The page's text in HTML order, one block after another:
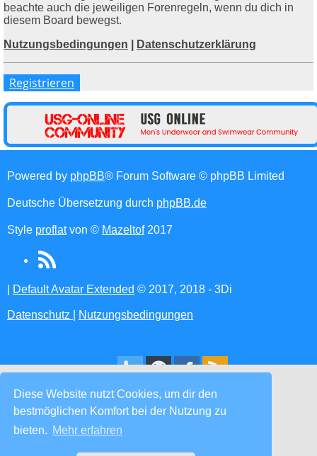
Diese Website nutzt Cookies, um dir den
bestmöglichen Komfort bei der Nutzung zu
bieten. Mehr erfahren
beachte auch die jeweiligen Forenregeln, wenn du dich in
diesem Board bewegst.
Nutzungsbedingungen
Datenschutzerklärung
Registrieren
Alle Zeiten sind UTC+02:00
Alle Cookies löschen
Powered by phpBB® Forum Software © phpBB Limited
Deutsche Übersetzung durch phpBB.de
Style proflatvon © Mazeltof2017
RSS
(Opens
Default Avatar Extended © 2017, 2018 - 3Di
Datenschutz Nutzungsbedingungen